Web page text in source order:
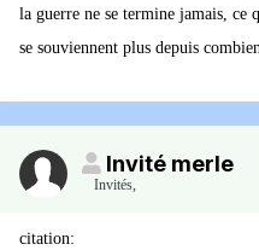
la guerre ne se termine jamais, ce
se souviennent plus depuis
Invité merle
Invités,
citation: